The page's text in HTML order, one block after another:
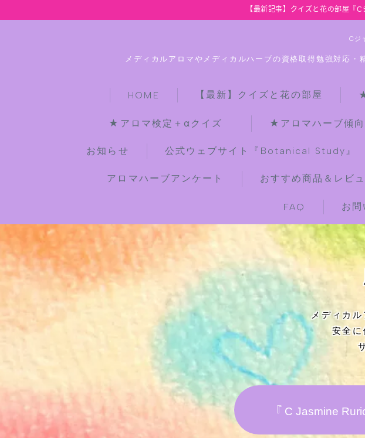
【最新記事】クイズと花の部屋『
Cジ
メディカルアロマやメディカルハーブの資格取得勉強対応
HOME 【最新】クイズと花の部屋
★アロマ検定＋αクイズ ★アロマハーブ傾向
お知らせ 公式ウェブサイト『Botanical Study』
アロマハーブアンケート おすすめ商品＆レビ
FAQ お問
【最新】クイ
★全種/アロマ
★アロマ検定
★アロマハー
★導きの階層
お知らせ
メディカ
安全
『 C Jasmine